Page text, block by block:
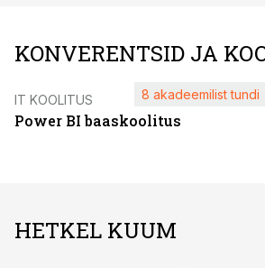
KONVERENTSID JA
IT KOOLITUS
Power BI baaskoolitus
8 akadeemilist tundi
HETKEL KUUM